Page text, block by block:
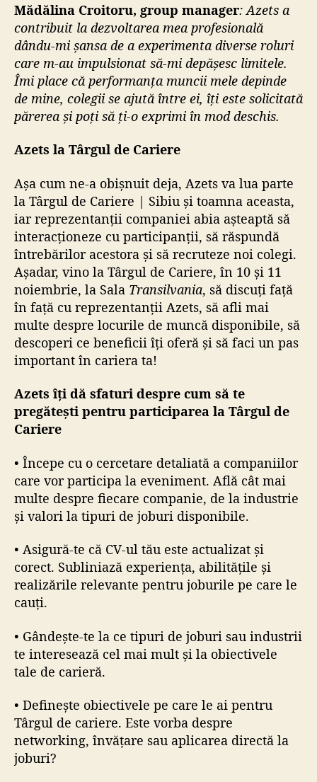
Mădălina Croitoru, group manager: Azets a
contribuit la dezvoltarea mea profesională
dându-mi șansa de a experimenta diverse roluri
care m-au impulsionat să-mi depășesc limitele.
Îmi place că performanța muncii mele depinde
de mine, colegii se ajută între ei, îți este solicitată
părerea și poți să ți-o exprimi în mod deschis.
Azets la Târgul de Cariere
Așa cum ne-a obișnuit deja, Azets va lua parte
la Târgul de Cariere | Sibiu și toamna aceasta,
iar reprezentanții companiei abia așteaptă să
interacționeze cu participanții, să răspundă
întrebărilor acestora și să recruteze noi colegi.
Așadar, vino la Târgul de Cariere, în 10 și 11
noiembrie, la Sala Transilvania, să discuți față
în față cu reprezentanții Azets, să afli mai
multe despre locurile de muncă disponibile, să
descoperi ce beneficii îți oferă și să faci un pas
important în cariera ta!
Azets îți dă sfaturi despre cum să te
pregătești pentru participarea la Târgul de
Cariere
• Începe cu o cercetare detaliată a companiilor
care vor participa la eveniment. Află cât mai
multe despre fiecare companie, de la industrie
și valori la tipuri de joburi disponibile.
• Asigură-te că CV-ul tău este actualizat și
corect. Subliniază experiența, abilitățile și
realizările relevante pentru joburile pe care le
cauți.
• Gândește-te la ce tipuri de joburi sau industrii
te interesează cel mai mult și la obiectivele
tale de carieră.
• Definește obiectivele pe care le ai pentru
Târgul de cariere. Este vorba despre
networking, învățare sau aplicarea directă la
joburi?